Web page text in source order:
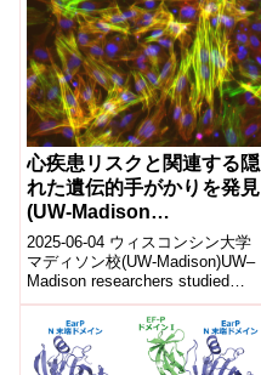
心疾患リスクと関連する隠
れた遺伝的手がかりを発見
(UW-Madison
researchers find hidden
genetic clues upping
cardiovascular disease
risk)
2025-06-04 ウィスコンシン大学
マディソン校(UW-Madison)UW–
Madison researchers studied
smooth musc...